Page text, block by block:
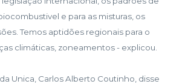
e para as misturas, os
Temos aptidões regionais para o
climáticas, zoneamentos - explicou.
Unica, Carlos Alberto Coutinho, disse